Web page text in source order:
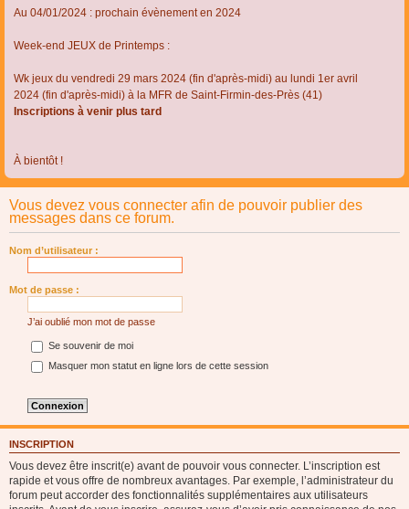
Au 04/01/2024 : prochain évènement en 2024
Week-end JEUX de Printemps :
Wk jeux du vendredi 29 mars 2024 (fin d'après-midi) au lundi 1er avril
2024 (fin d'après-midi) à la MFR de Saint-Firmin-des-Près (41)
Inscriptions à venir plus tard
À bientôt !
Vous devez vous connecter afin de pouvoir publier des
messages dans ce forum.
Nom d’utilisateur :
Mot de passe :
J’ai oublié mon mot de passe
Se souvenir de moi
Masquer mon statut en ligne lors de cette session
INSCRIPTION
Vous devez être inscrit(e) avant de pouvoir vous connecter. L’inscription est
rapide et vous offre de nombreux avantages. Par exemple, l’administrateur du
forum peut accorder des fonctionnalités supplémentaires aux utilisateurs